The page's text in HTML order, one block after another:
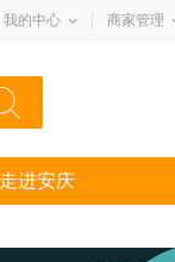
我的中心 商家管理
走进安庆